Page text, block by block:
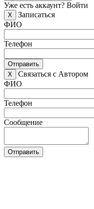
Уже есть аккаунт? Войти
X
Записаться
ФИО
Телефон
Отправить
X
Связаться с Автором
ФИО
Телефон
Сообщение
Отправить